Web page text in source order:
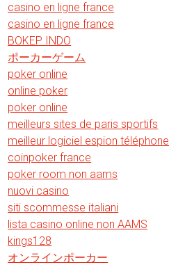
casino en ligne france
casino en ligne france
BOKEP INDO
ポーカーゲーム
poker online
online poker
poker online
meilleurs sites de paris sportifs
meilleur logiciel espion téléphone
coinpoker france
poker room non aams
nuovi casino
siti scommesse italiani
lista casino online non AAMS
kings128
オンラインポーカー